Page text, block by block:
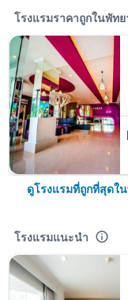
โรงแรมราคาถูกในพัทย
ดูโรงแรมที่ถูกที่สุดใ
โรงแรมแนะนำ